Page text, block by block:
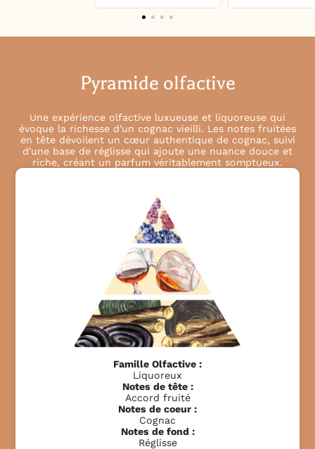
Pyramide olfactive
Une expérience olfactive luxueuse et liquoreuse qui
évoque la richesse d'un cognac vieilli. Les notes fruitées
en tête dévoilent un cœur authentique de cognac, suivi
d'une base de réglisse qui ajoute une nuance douce et
riche, créant un parfum véritablement somptueux.
Famille Olfactive :
Liquoreux
Notes de tête :
Accord fruité
Notes de coeur :
Cognac
Notes de fond :
Réglisse